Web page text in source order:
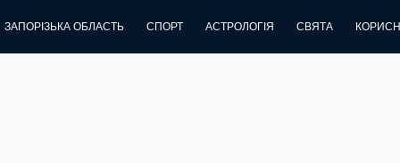
ЗАПОРІЗЬКА ОБЛАСТЬ СПОРТ АСТРОЛОГІЯ СВЯТА